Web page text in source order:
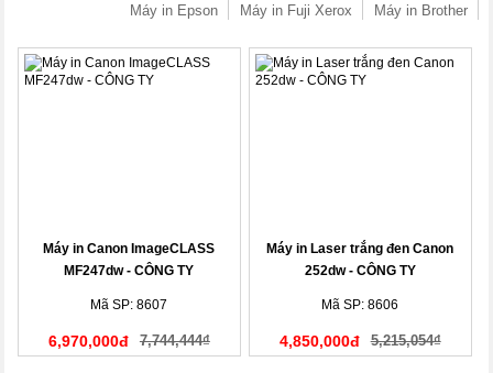
Máy in Brother
Máy in Fuji Xerox
Máy in Epson
Máy in Canon ImageCLASS
MF247dw - CÔNG TY
Mã SP: 8607
6,970,000đ 7,744,444₫
Máy in Laser trắng đen Canon
252dw - CÔNG TY
Mã SP: 8606
4,850,000đ 5,215,054₫